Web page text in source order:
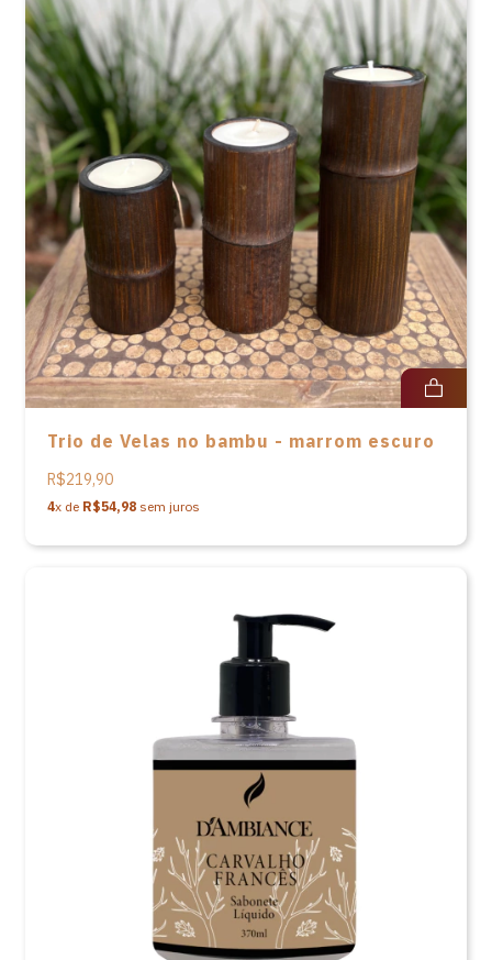
Trio de Velas no bambu - marrom escuro
R$219,90
4x de R$54,98 sem juros